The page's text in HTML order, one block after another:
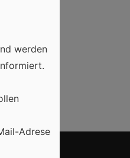
es viele
werden
Adrese